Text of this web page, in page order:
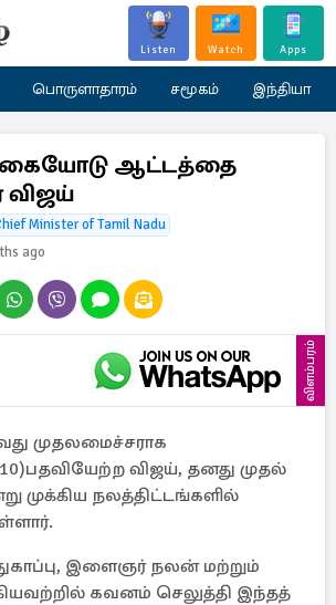
Listen Watch Apps
பொருளாதாரம் சமூகம் இந்தியா
கையோடு ஆட்டத்தை
விஜய்
Minister of Tamil Nadu
ago
விளம்பரம்
முதலமைச்சராக
விஜய், தனது முதல்
முக்கிய நலத்திட்டங்களில்
இளைஞர் நலன் மற்றும்
கவனம் செலுத்தி இந்தத்